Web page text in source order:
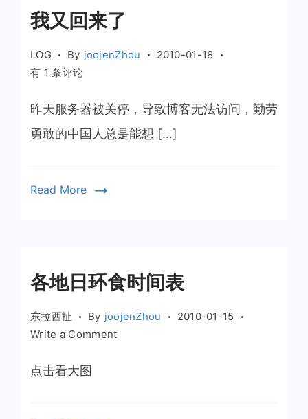
我又回来了
LOG By joojenZhou
2010-01-18
我
回
来
了
有 1 条评论
昨天服务器被关停，导致博客无法访问，勤劳
勇敢的中国人总是能想 […]
Read More
各地日环食时间表
东拉西扯 By joojenZhou
2010-01-15
Write a Commenton
点击看大图